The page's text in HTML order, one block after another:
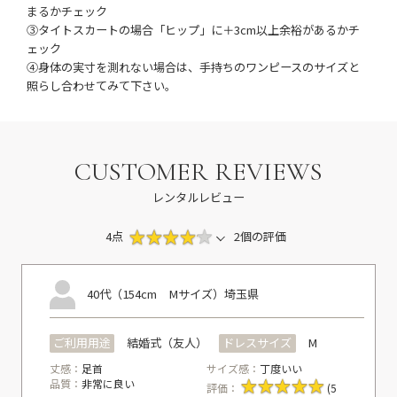
まるかチェック
③タイトスカートの場合「ヒップ」に＋3cm以上余裕があるかチ
ェック
④身体の実寸を測れない場合は、手持ちのワンピースのサイズと
照らし合わせてみて下さい。
CUSTOMER REVIEWS
レンタルレビュー
4点 2個の評価
40代（154cm Mサイズ） 埼玉県
ご利用用途 結婚式（友人） ドレスサイズ M
丈感： 足首 サイズ感：丁度いい
品質： 非常に良い 評価： (5